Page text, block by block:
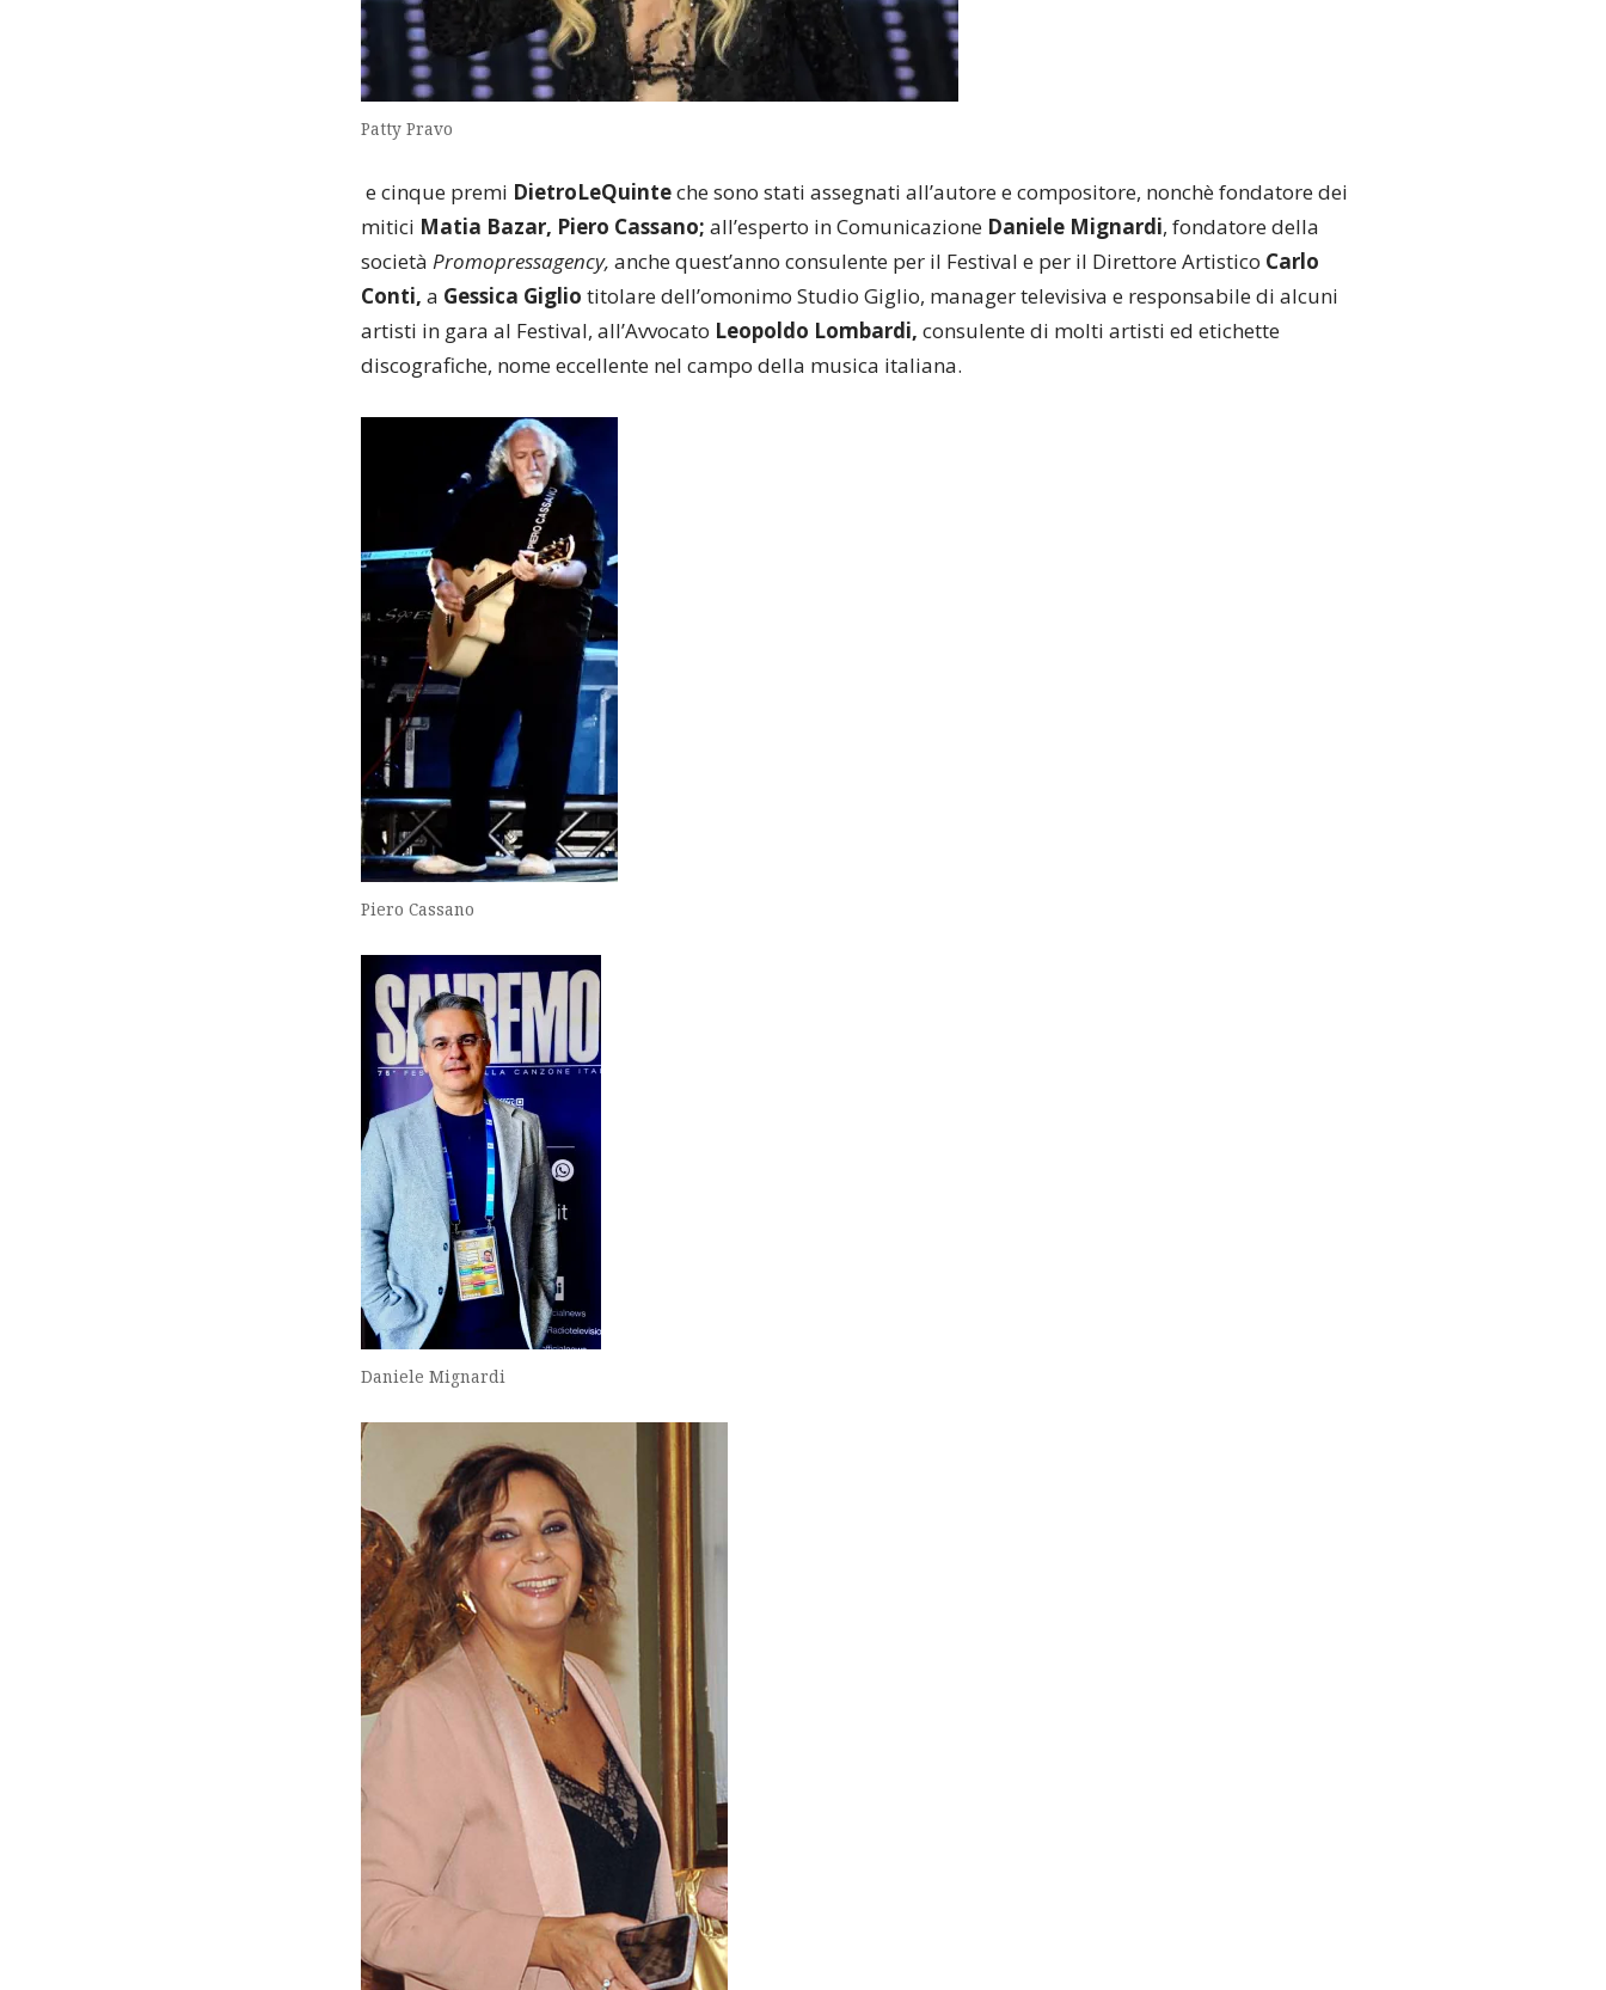
Patty Pravo
e cinque premi DietroLeQuinteche sono stati assegnati all’autore e compositore, nonchè fondatore dei
mitici Matia Bazar, Piero Cassano; all’esperto in Comunicazione Daniele Mignardi, fondatore della
società Promopressagency, anche quest’anno consulente per il Festival e per il Direttore Artistico Carlo
Conti, a Gessica Giglio titolare dell’omonimo Studio Giglio, manager televisiva e responsabile di alcuni
artisti in gara al Festival, all’Avvocato Leopoldo Lombardi, consulente di molti artisti ed etichette
discografiche, nome eccellente nel campo della musica italiana.
Piero Cassano
Daniele Mignardi